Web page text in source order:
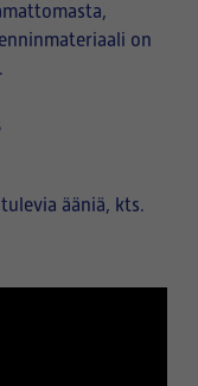
on
ääniä, kts.